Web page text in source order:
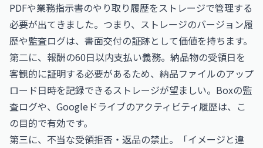
PDFや業務指示書のやり取り履歴をストレージで管理する
必要が出てきました。つまり、ストレージのバージョン履
歴や監査ログは、書面交付の証跡として価値を持ちます。
第二に、報酬の60日以内支払い義務。納品物の受領日を
客観的に証明する必要があるため、納品ファイルのアップ
ロード日時を記録できるストレージが望ましい。Boxの監
査ログや、Googleドライブのアクティビティ履歴は、こ
の目的で有効です。
第三に、不当な受領拒否・返品の禁止。「イメージと違